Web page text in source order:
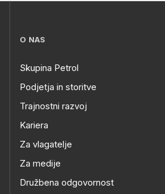
O NAS
Skupina Petrol
Podjetja in storitve
Trajnostni razvoj
Kariera
Za vlagatelje
Za medije
Družbena odgovornost